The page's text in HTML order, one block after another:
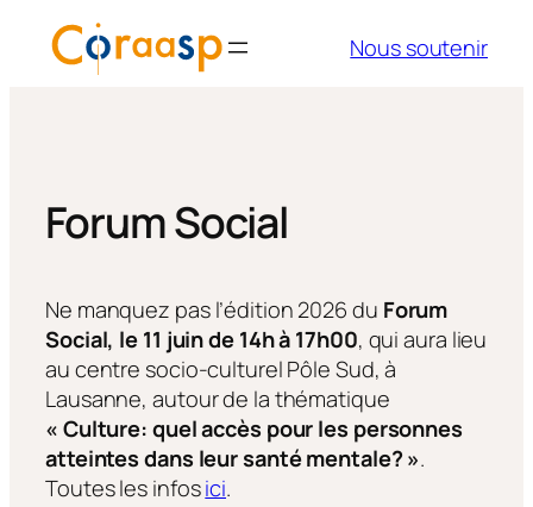
Nous soutenir
Forum Social
Ne manquez pas l’édition 2026 du Forum
Social, le 11 juin de 14h à 17h00, qui aura lieu
au centre socio-culturel Pôle Sud, à
Lausanne, autour de la thématique
« Culture: quel accès pour les personnes
atteintes dans leur santé mentale? ».
Toutes les infosici.